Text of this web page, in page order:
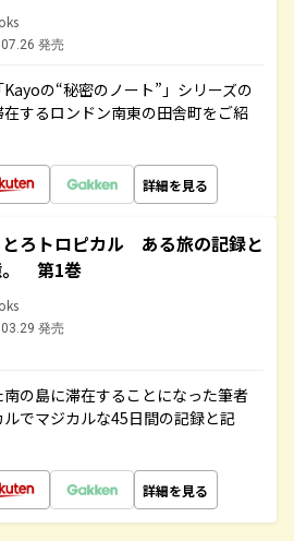
発売
の“秘密のノート”」シリーズの
するロンドン南東の田舎町をご紹
詳細を見る
とろトロピカル ある旅の記録と
。 第1巻
発売
の島に滞在することになった筆者
でマジカルな45日間の記録と記
詳細を見る